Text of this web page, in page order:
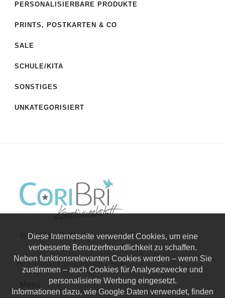
PERSONALISIERBARE PRODUKTE
PRINTS, POSTKARTEN & CO
SALE
SCHULE/KITA
SONSTIGES
UNKATEGORISIERT
© 2026 | CoriBri Kreativwerkstatt
Impressum|Datenschutz|AGB
Diese Internetseite verwendet Cookies, um eine
verbesserte Benutzerfreundlichkeit zu schaffen.
Neben funktionsrelevanten Cookies werden – wenn Sie
zustimmen – auch Cookies für Analysezwecke und
personalisierte Werbung eingesetzt.
Informationen dazu, wie Google Daten verwendet, finden